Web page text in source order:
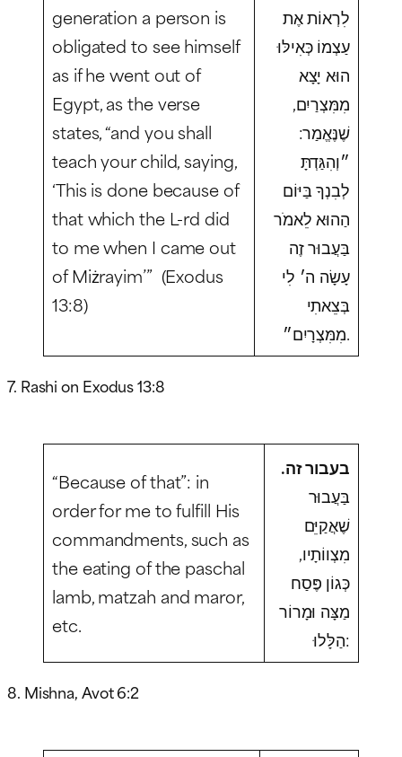
generation a person is
obligated to see himself
as if he went out of
Egypt, as the verse
states, “and you shall
teach your child, saying,
‘This is done because of
that which the L-rd did
to me when I came out
of Miżrayim’” (Exodus
13:8)
לִרְאוֹת אֶת
עַצְמוֹ כְּאִילּוּ
הוּא יָצָא
מִמִּצְרַיִם,
שֶׁנֶּאֱמַר:
״וְהִגַּדְתָּ
לְבִנְךָ בַּיּוֹם
הַהוּא לֵאמֹר
בַּעֲבוּר זֶה
עָשָׂה ה׳ לִי
בְּצֵאתִי
מִמִּצְרָיִם״.
7. Rashi on Exodus 13:8
“Because of that”: in
order for me to fulfill His
commandments, such as
the eating of the paschal
lamb, matzah and maror,
etc.
בעבור זה.
בַּעֲבוּר
שֶׁאֲקַיֵּם
מִצְווֹתָיו,
כְּגוֹן פֶּסַח
מַצָּה וּמָרוֹר
הַלָּלוּ:
8. Mishna, Avot 6:2